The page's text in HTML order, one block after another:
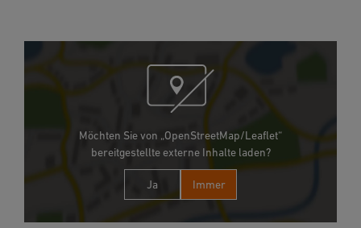
Möchten Sie von „OpenStreetMap/Leaflet“
bereitgestellte externe Inhalte laden?
Ja Immer